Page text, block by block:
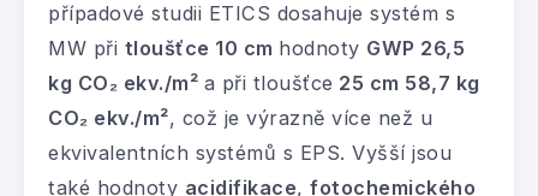
případové studii ETICS dosahuje systém s
MW při tloušťce 10 cm hodnoty GWP 26,5
kg CO₂ ekv./m² a při tloušťce 25 cm 58,7 kg
CO₂ ekv./m², což je výrazně více než u
ekvivalentních systémů s EPS. Vyšší jsou
také hodnoty acidifikace, fotochemického